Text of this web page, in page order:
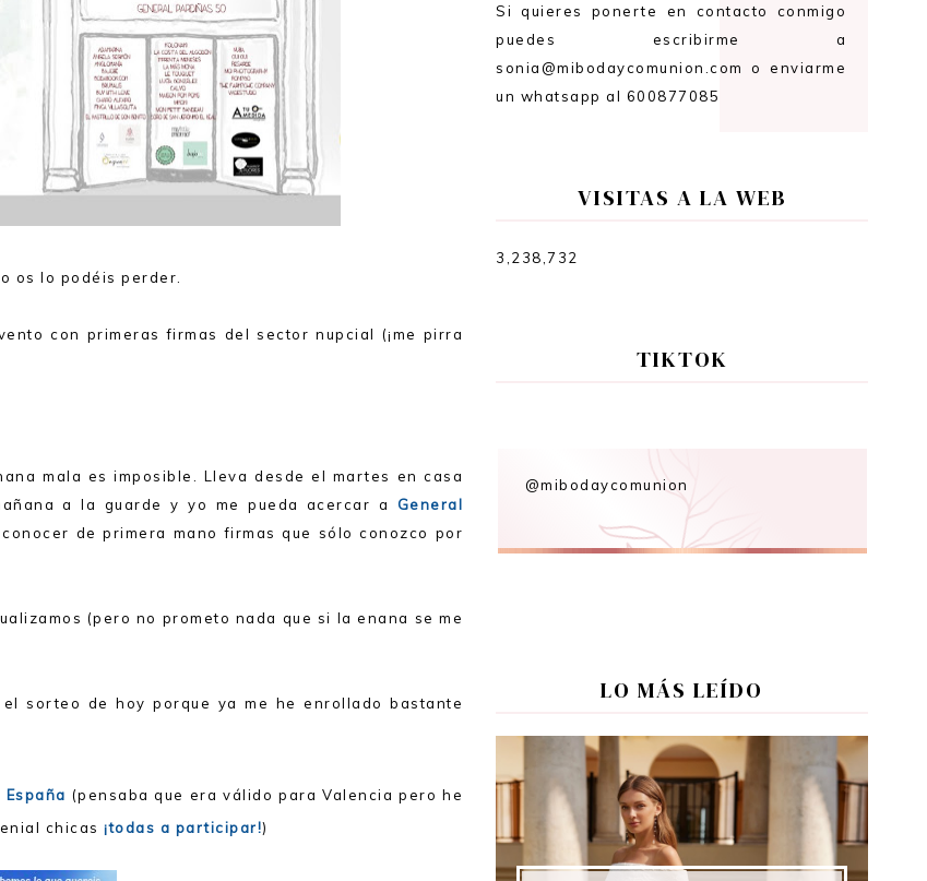
os lo podéis perder.
con primeras firmas del sector nupcial (¡me pirra
mala es imposible. Lleva desde el martes en casa
a la guarde y yo me pueda acercar a General
de primera mano firmas que sólo conozco por
(pero no prometo nada que si la enana se me
sorteo de hoy porque ya me he enrollado bastante
(pensaba que era válido para Valencia pero he
chicas¡todas a participar!)
Si quieres ponerte en contacto conmigo
puedes escribirme a
sonia@mibodaycomunion.com o enviarme
un whatsapp al 600877085
VISITAS A LA WEB
3,238,732
TIKTOK
@mibodaycomunion
LO MÁS LEÍDO